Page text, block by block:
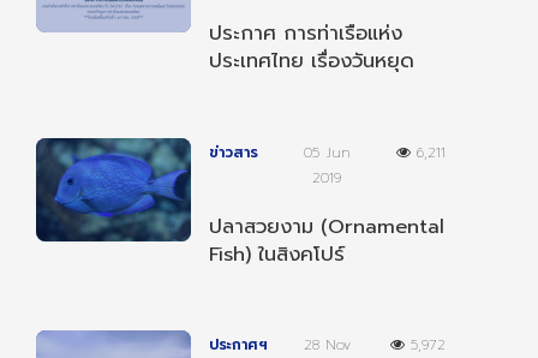
ประกาศ การท่าเรือแห่ง
ประเทศไทย เรื่องวันหยุด
ข่าวสาร
05 Jun
2019
6,211
ปลาสวยงาม (Ornamental
Fish) ในสิงคโปร์
ประกาศฯ
28 Nov
5,972